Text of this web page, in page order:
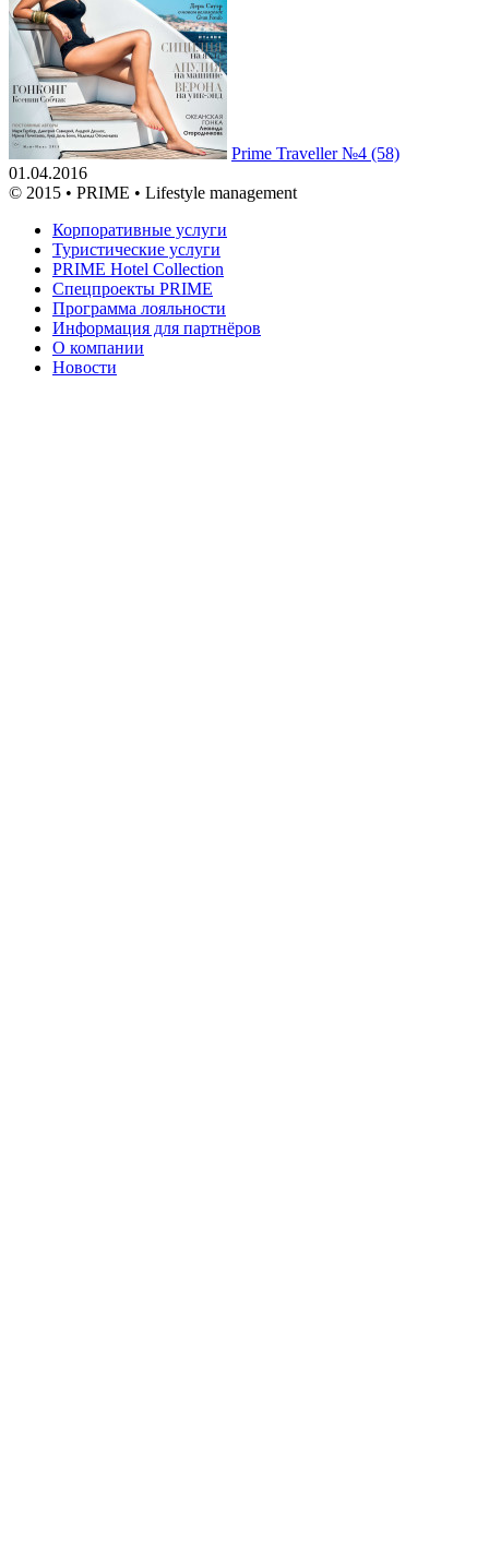
Prime Traveller №4 (58)
01.04.2016
© 2015 • PRIME • Lifestyle management
Корпоративные услуги
Туристические услуги
PRIME Hotel Collection
Спецпроекты PRIME
Программа лояльности
Информация для партнёров
О компании
Новости